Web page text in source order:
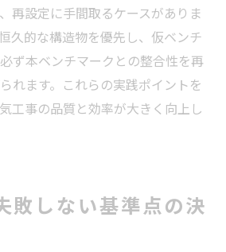
再設定に手間取るケースがありま
久的な構造物を優先し、仮ベンチ
ず本ベンチマークとの整合性を再
れます。これらの実践ポイントを
工事の品質と効率が大きく向上し
敗しない基準点の決